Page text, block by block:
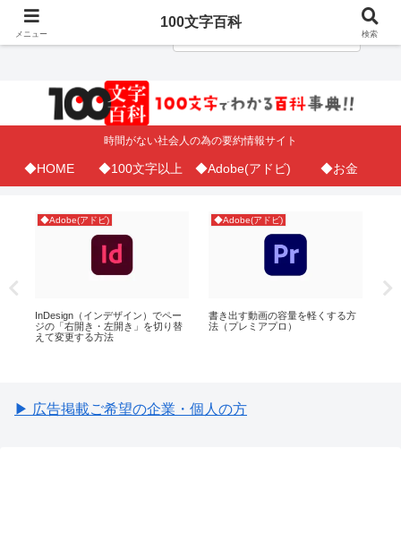
時間がない社会人の為の要約情報サイト
◆HOME ◆100文字以上 ◆Adobe(アドビ) ◆お金
◆Adobe(アドビ)
InDesign（インデザイン）でペー
ジの「右開き・左開き」を切り替
えて変更する方法
◆Adobe(アドビ)
書き出す動画の容量を軽くする方
法（プレミアプロ）
▶ 広告掲載ご希望の企業・個人の方
メニュー
100文字百科
検索